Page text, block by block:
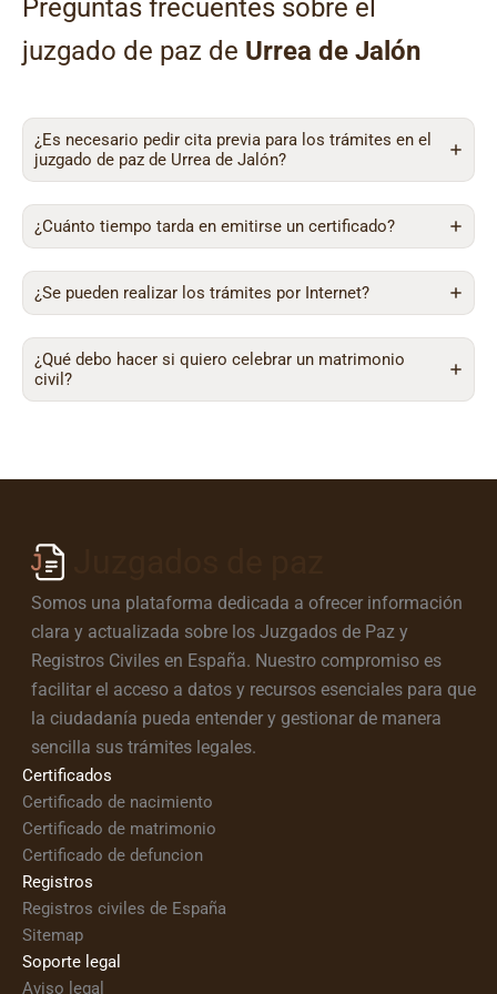
Preguntas frecuentes sobre el
juzgado de paz de Urrea de Jalón
¿Es necesario pedir cita previa para los trámites en el
juzgado de paz de Urrea de Jalón?
¿Cuánto tiempo tarda en emitirse un certificado?
¿Se pueden realizar los trámites por Internet?
¿Qué debo hacer si quiero celebrar un matrimonio
civil?
Somos una plataforma dedicada a ofrecer información
clara y actualizada sobre los Juzgados de Paz y
Registros Civiles en España. Nuestro compromiso es
facilitar el acceso a datos y recursos esenciales para que
la ciudadanía pueda entender y gestionar de manera
sencilla sus trámites legales.
Certificados
Certificado de nacimiento
Certificado de matrimonio
Certificado de defuncion
Registros
Registros civiles de España
Sitemap
Soporte legal
Aviso legal